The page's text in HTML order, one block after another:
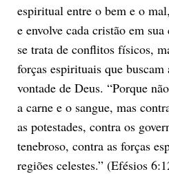
espiritual entre o bem e o
e envolve cada cristão em
se trata de conflitos físicos,
forças espirituais que
vontade de Deus. “Porque
a carne e o sangue, mas
as potestades, contra os
tenebroso, contra as forças
regiões celestes.” (Efésios